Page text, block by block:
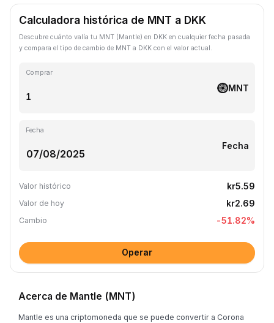
Calculadora histórica de MNT a DKK
Descubre cuánto valía tu MNT (Mantle) en DKK en cualquier fecha pasada
y compara el tipo de cambio de MNT a DKK con el valor actual.
Comprar
MNT
Fecha
Fecha
Valor histórico kr5.59
Valor de hoy kr2.69
Cambio -51.82%
Operar
Acerca de Mantle (MNT)
Mantle es una criptomoneda que se puede convertir a Corona